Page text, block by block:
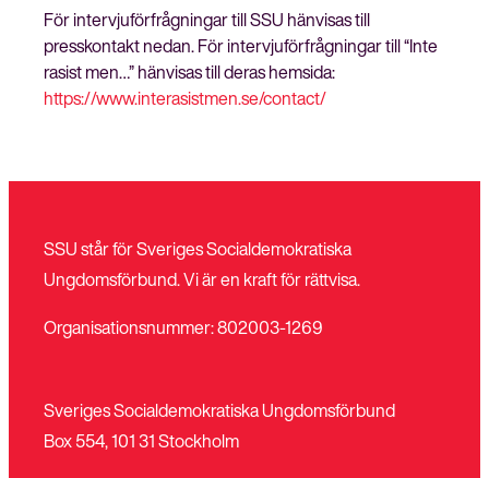
För intervjuförfrågningar till SSU hänvisas till
presskontakt nedan. För intervjuförfrågningar till “Inte
rasist men…” hänvisas till deras hemsida:
https://www.interasistmen.se/contact/
SSU står för Sveriges Socialdemokratiska
Ungdomsförbund. Vi är en kraft för rättvisa.
Organisationsnummer: 802003-1269
Sveriges Socialdemokratiska Ungdomsförbund
Box 554, 101 31 Stockholm